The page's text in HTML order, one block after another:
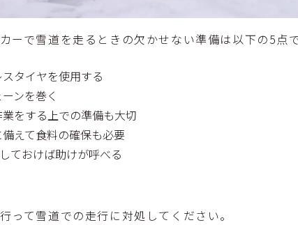
ーで雪道を走るときの欠かせない準備は以下の5点で
タイヤを使用する
ンを巻く
をする上での準備も大切
えて食料の確保も必要
ておけば助けが呼べる
って雪道での走行に対処してください。